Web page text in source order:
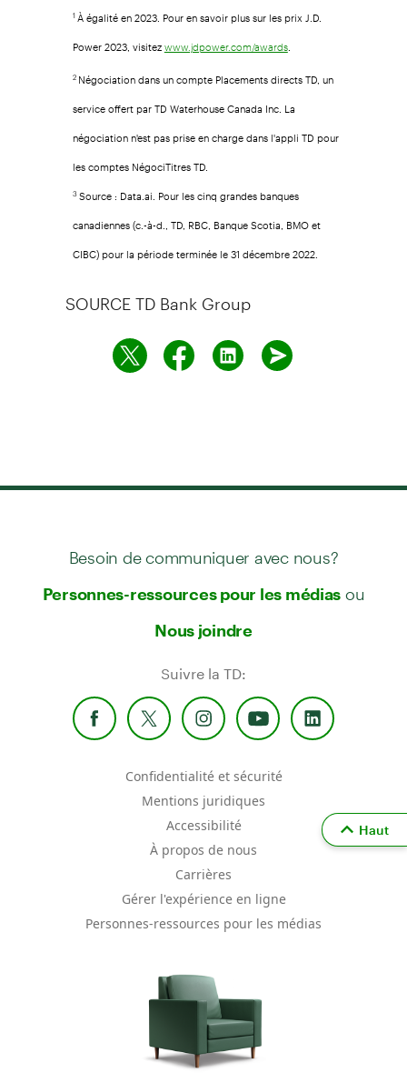
1À égalité en 2023. Pour en savoir plus sur les prix J.D.
Power 2023, visitez www.jdpower.com/awards.
2Négociation dans un compte Placements directs TD, un
service offert par TD Waterhouse Canada Inc. La
négociation n'est pas prise en charge dans l'appli TD pour
les comptes NégociTitres TD.
3Source : Data.ai. Pour les cinq grandes banques
canadiennes (c.-à-d., TD, RBC, Banque Scotia, BMO et
CIBC) pour la période terminée le 31 décembre 2022.
SOURCE TD Bank Group
Besoin de communiquer avec nous?
Personnes-ressources pour les médias ou
Nous joindre
Suivre la TD:
Confidentialité et sécurité
Mentions juridiques
Accessibilité
À propos de nous
Carrières
Gérer l'expérience en ligne
Personnes-ressources pour les médias
Haut